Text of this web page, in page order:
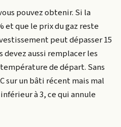
pouvez obtenir. Si la
et que le prix du gaz reste
peut dépasser 15
devez aussi remplacer les
de départ. Sans
sur un bâti récent mais mal
à 3, ce qui annule